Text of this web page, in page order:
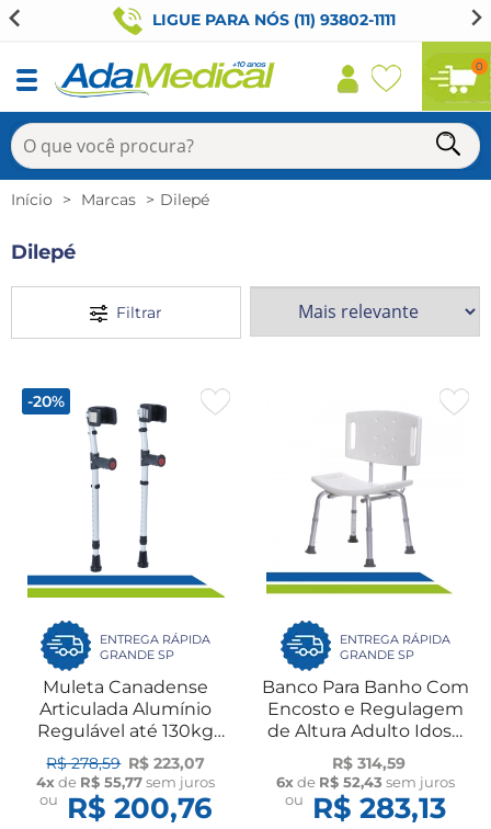
LIGUE PARA NÓS (11) 93802-1111
0
Início Marcas Dilepé
Dilepé
Filtrar
-20%
ENTREGA RÁPIDA
GRANDE SP
Muleta Canadense
Articulada Alumínio
Regulável até 130kg
Ortopédico Conforto
Idoso Fratura ANVISA
Par Dilepé
R$ 278,59 R$ 223,07
4xde R$ 55,77sem juros
ou
R$ 200,76
ENTREGA RÁPIDA
GRANDE SP
Banco Para Banho Com
Encosto e Regulagem
de Altura Adulto Idoso
até 130 kg Dilepé
R$ 314,59
6xde R$ 52,43 sem juros
ou
R$ 283,13